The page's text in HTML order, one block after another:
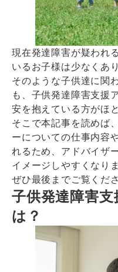
現在発達障害が疑われ
いるお子様は少なくあ
そのような子供達に関
も、子供発達障害支援
安を抱えている方がほ
そこで本記事を読めば
ーについての仕事内容
れるため、アドバイザ
イメージしやすくなりま
ぜひ最後までご覧くださ
子供発達障害
は？